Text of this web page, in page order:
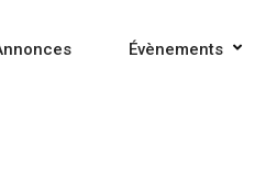
Évènements